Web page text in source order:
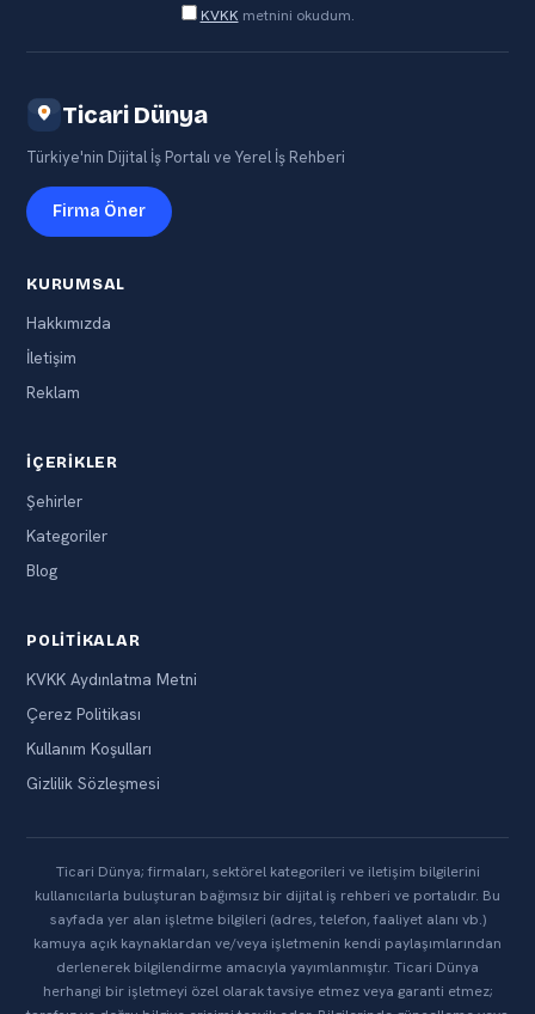
KVKK metnini okudum.
Ticari Dünya
Türkiye'nin Dijital İş Portalı ve Yerel İş Rehberi
Firma Öner
KURUMSAL
Hakkımızda
İletişim
Reklam
İÇERIKLER
Şehirler
Kategoriler
Blog
POLITIKALAR
KVKK Aydınlatma Metni
Çerez Politikası
Kullanım Koşulları
Gizlilik Sözleşmesi
Ticari Dünya; firmaları, sektörel kategorileri ve iletişim bilgilerini
kullanıcılarla buluşturan bağımsız bir dijital iş rehberi ve portalıdır. Bu
sayfada yer alan işletme bilgileri (adres, telefon, faaliyet alanı vb.)
kamuya açık kaynaklardan ve/veya işletmenin kendi paylaşımlarından
derlenerek bilgilendirme amacıyla yayımlanmıştır. Ticari Dünya
herhangi bir işletmeyi özel olarak tavsiye etmez veya garanti etmez;